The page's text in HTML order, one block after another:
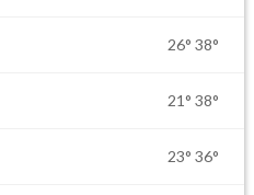
26° 38°
21° 38°
23° 36°